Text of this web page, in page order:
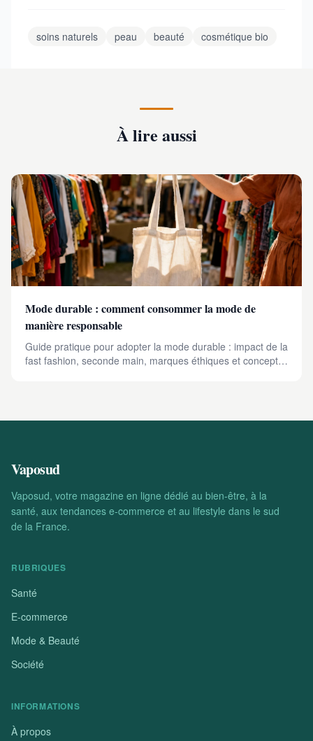
soins naturels peau beauté cosmétique bio
À lire aussi
Mode durable : comment consommer la mode de
manière responsable
Guide pratique pour adopter la mode durable : impact de la
fast fashion, seconde main, marques éthiques et concept
Vaposud
Vaposud, votre magazine en ligne dédié au bien-être, à la
santé, aux tendances e-commerce et au lifestyle dans le sud
de la France.
RUBRIQUES
Santé
E-commerce
Mode & Beauté
Société
INFORMATIONS
À propos